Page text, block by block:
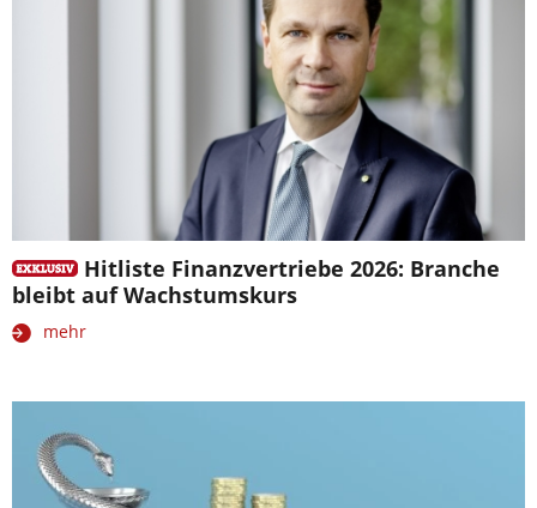
Hitliste Finanzvertriebe 2026: Branche
bleibt auf Wachstumskurs
mehr